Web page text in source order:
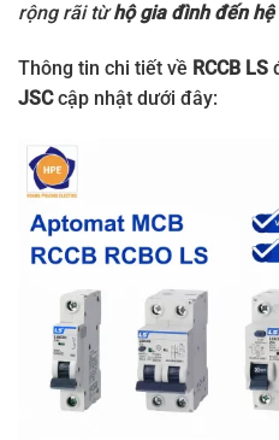
rộng rãi từhộ gia đình đến
Thông tin chi tiết về RCCB LS
JSCcập nhật dưới đây: